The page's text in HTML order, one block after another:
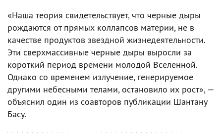
«Наша теория свидетельствует, что черные дыры
рождаются от прямых коллапсов материи, не в
качестве продуктов звездной жизнедеятельности.
Эти сверхмассивные черные дыры выросли за
короткий период времени молодой Вселенной.
Однако со временем излучение, генерируемое
другими небесными телами, остановило их рост», —
объяснил один из соавторов публикации Шантану
Басу.